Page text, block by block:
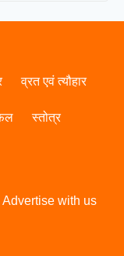
व्रत एवं त्यौहार
स्तोत्र
Advertise with us